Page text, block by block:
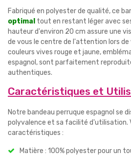
Fabriqué en polyester de qualité, ce
optimal tout en restant léger avec
hauteur d'environ 20 cm assure une
de vous le centre de l'attention lors
couleurs vives rouge et jaune,
espagnol, sont parfaitement
authentiques.
Caractéristiques et
Notre bandeau perruque espagnol se
polyvalence et sa facilité d'utilisation.
caractéristiques :
Matière : 100% polyester pour un